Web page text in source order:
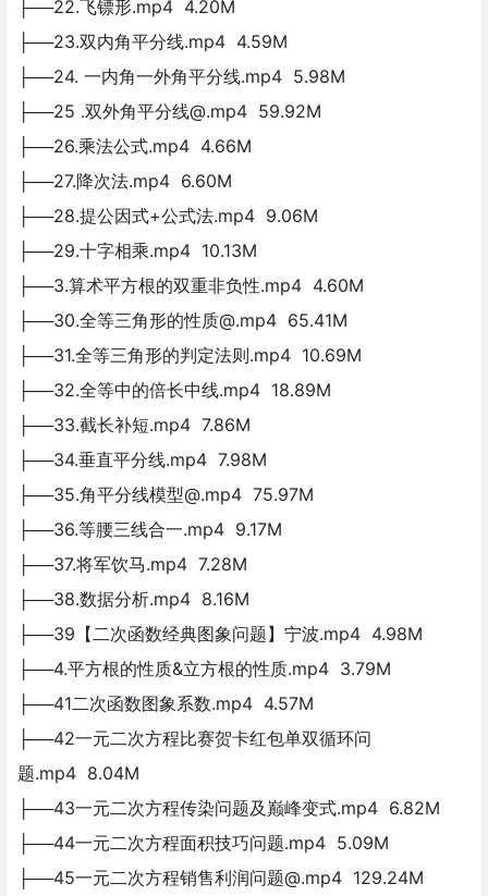
├──22.飞镖形.mp4 4.20M
├──23.双内角平分线.mp4 4.59M
├──24. 一内角一外角平分线.mp4 5.98M
├──25 .双外角平分线@.mp4 59.92M
├──26.乘法公式.mp4 4.66M
├──27.降次法.mp4 6.60M
├──28.提公因式+公式法.mp4 9.06M
├──29.十字相乘.mp4 10.13M
├──3.算术平方根的双重非负性.mp4 4.60M
├──30.全等三角形的性质@.mp4 65.41M
├──31.全等三角形的判定法则.mp4 10.69M
├──32.全等中的倍长中线.mp4 18.89M
├──33.截长补短.mp4 7.86M
├──34.垂直平分线.mp4 7.98M
├──35.角平分线模型@.mp4 75.97M
├──36.等腰三线合一.mp4 9.17M
├──37.将军饮马.mp4 7.28M
├──38.数据分析.mp4 8.16M
├──39【二次函数经典图象问题】宁波.mp4 4.98M
├──4.平方根的性质&立方根的性质.mp4 3.79M
├──41二次函数图象系数.mp4 4.57M
├──42一元二次方程比赛贺卡红包单双循环问
题.mp4 8.04M
├──43一元二次方程传染问题及巅峰变式.mp4 6.82M
├──44一元二次方程面积技巧问题.mp4 5.09M
├──45一元二次方程销售利润问题@.mp4 129.24M